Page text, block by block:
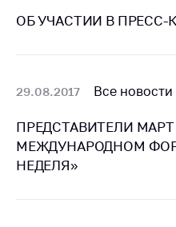
Беларусь
персональных
данных
Новости
ОБ УЧАСТИИ В
29.08.2017 Все новости
ПРЕДСТАВИТЕЛИ
МЕЖДУНАРОДНОМ
НЕДЕЛЯ»